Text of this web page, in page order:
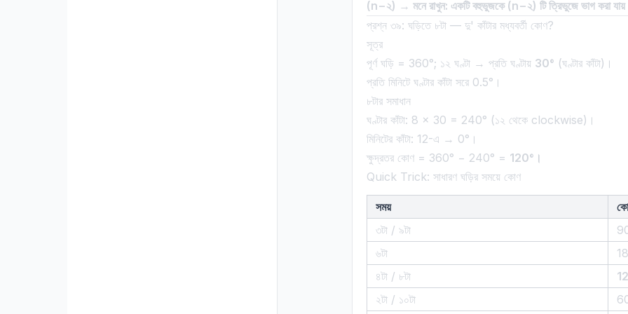
(n−২) → মনে রাখুন: একটি বহুভুজকে (n−২) টি ত্রিভুজে ভাগ করা
প্রশ্ন ৩৯: ঘড়িতে ৮টা — দু' কাঁটার মধ্যবর্তী কোণ?
সূত্র
পূর্ণ ঘড়ি = 360°; ১২ ঘণ্টা → প্রতি ঘণ্টায় 30° (ঘণ্টার কাঁটা)।
প্রতি মিনিটে ঘণ্টার কাঁটা সরে 0.5°।
৮টার সমাধান
ঘণ্টার কাঁটা: 8 × 30 = 240° (১২ থেকে clockwise)।
মিনিটের কাঁটা: 12-এ → 0°।
ক্ষুদ্রতর কোণ = 360° − 240° = 120°।
Quick Trick: সাধারণ ঘড়ির সময়ে কোণ
সময়
৩টা / ৯টা
৬টা
৪টা / ৮টা
২টা / ১০টা